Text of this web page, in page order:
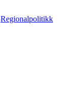
Regionalpolitikk